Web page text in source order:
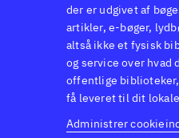
der er udgivet af
artikler, e-bøger,
altså ikke et fysisk
og service over hvad
offentlige
få leveret til dit
Administrer